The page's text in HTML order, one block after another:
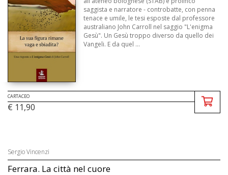
saggista e narratore - controbatte, con penna
tenace e umile, le tesi esposte dal professore
australiano John Carroll nel saggio "L'enigma
Gesù". Un Gesù troppo diverso da quello dei
Vangeli. E da quel ...
CARTACEO
€ 11,90
Sergio Vincenzi
Ferrara. La città nel cuore